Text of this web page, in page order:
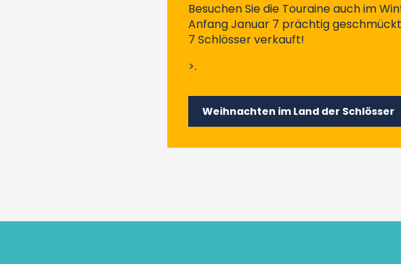
Besuchen Sie die Touraine auch im
Anfang Januar 7 prächtig
7 Schlösser verkauft!
>.
Weihnachten im Land der Schlösser